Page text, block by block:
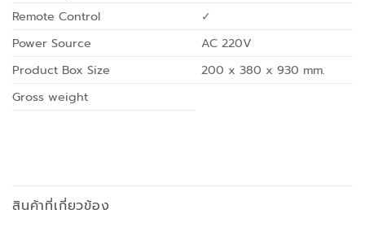
Remote Control
✓
Power Source
AC 220V
Product Box Size
200 x 380 x 930 mm.
Gross weight
สินค้าที่เกี่ยวข้อง